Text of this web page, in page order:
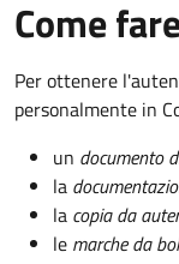
Come
Per ottenere
personalmente in
un documento
la
la copia da
le marche da